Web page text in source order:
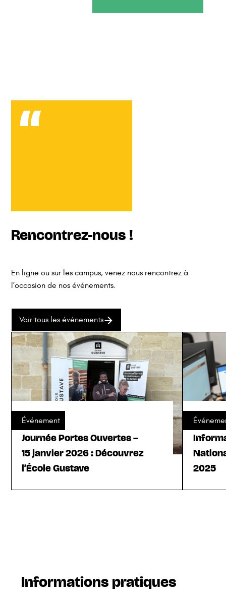
Rencontrez-nous !
En ligne ou sur les campus, venez nous rencontrez à
l’occasion de nos événements.
Voir tous les événements
Événement
Journée Portes Ouvertes –
15 janvier 2026 : Découvrez
l’École Gustave
2025
Informations pratiques